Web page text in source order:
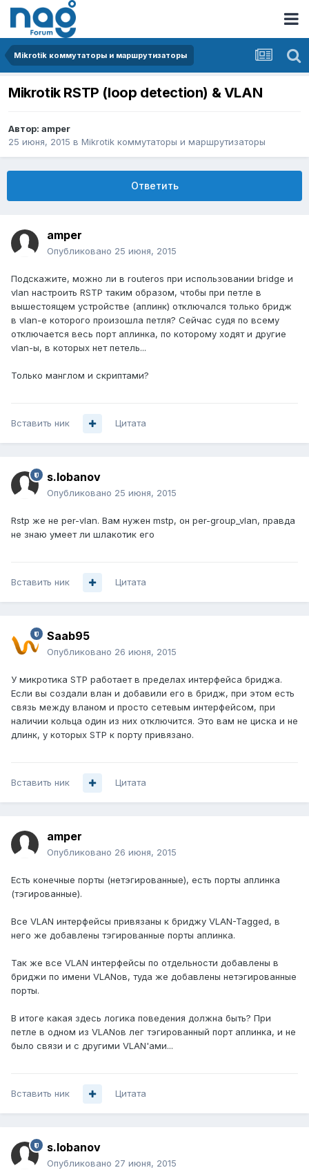
Mikrotik коммутаторы и маршрутизаторы
Mikrotik RSTP (loop detection) & VLAN
Автор: amper
25 июня, 2015 в Mikrotik коммутаторы и маршрутизаторы
Ответить
amper
Опубликовано 25 июня, 2015
Подскажите, можно ли в routeros при использовании bridge и
vlan настроить RSTP таким образом, чтобы при петле в
вышестоящем устройстве (аплинк) отключался только бридж
в vlan-е которого произошла петля? Сейчас судя по всему
отключается весь порт аплинка, по которому ходят и другие
vlan-ы, в которых нет петель...
Только манглом и скриптами?
Вставить ник Цитата
s.lobanov
Опубликовано 25 июня, 2015
Rstp же не per-vlan. Вам нужен mstp, он per-group_vlan, правда
не знаю умеет ли шлакотик его
Вставить ник Цитата
Saab95
Опубликовано 26 июня, 2015
У микротика STP работает в пределах интерфейса бриджа.
Если вы создали влан и добавили его в бридж, при этом есть
связь между вланом и просто сетевым интерфейсом, при
наличии кольца один из них отключится. Это вам не циска и не
длинк, у которых STP к порту привязано.
Вставить ник Цитата
amper
Опубликовано 26 июня, 2015
Есть конечные порты (нетэгированные), есть порты аплинка
(тэгированные).
Все VLAN интерфейсы привязаны к бриджу VLAN-Tagged, в
него же добавлены тэгированные порты аплинка.
Так же все VLAN интерфейсы по отдельности добавлены в
бриджи по имени VLANов, туда же добавлены нетэгированные
порты.
В итоге какая здесь логика поведения должна быть? При
петле в одном из VLANов лег тэгированный порт аплинка, и не
было связи и с другими VLAN'ами...
Вставить ник Цитата
s.lobanov
Опубликовано 27 июня, 2015